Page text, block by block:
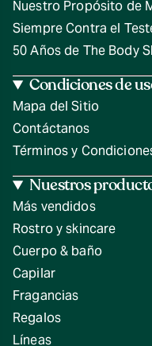
Nuestro Propósito de
Siempre Contra el
50 Años de The Body
Condiciones de
Mapa del Sitio
Contáctanos
Términos y
Nuestros
Más vendidos
Rostro y skincare
Cuerpo & baño
Capilar
Fragancias
Regalos
Líneas